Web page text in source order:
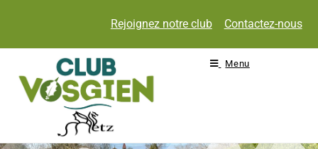
Rejoignez notre club Contactez-nous
Menu